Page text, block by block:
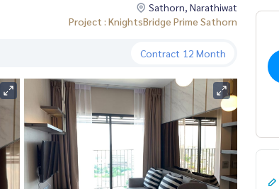
Sathorn, Narathiwat
Project : KnightsBridge Prime Sathorn
Contract 12 Month